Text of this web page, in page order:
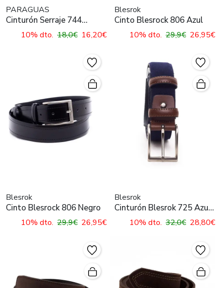
PARAGUAS
Cinturón Serraje 744
Marino para Hombre
10% dto. 18,0€ 16,20€
Blesrok
Cinto Blesrock 806 Azul
10% dto. 29,9€ 26,95€
Blesrok
Cinto Blesrock 806 Negro
10% dto. 29,9€ 26,95€
Blesrok
Cinturón Blesrok 725 Azul
para Hombre
10% dto. 32,0€ 28,80€